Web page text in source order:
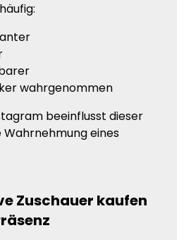
wahrgenommen
beeinflusst dieser
Wahrnehmung eines
Zuschauer kaufen